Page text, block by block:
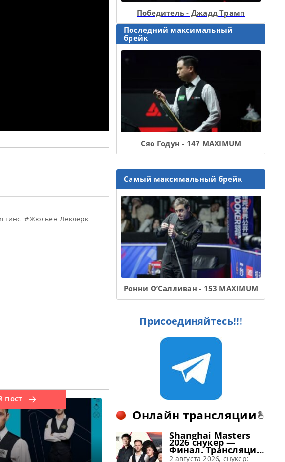
#Жюльен Леклерк
пост
Победитель - Джадд Трамп
Последний максимальный
брейк
Сяо Годун - 147 MAXIMUM
Самый максимальный брейк
Ронни О’Салливан - 153 MAXIMUM
Присоединяйтесь!!!
Онлайн трансляции
Shanghai Masters
2026 снукер —
Финал. Трансляции
расписание
2 августа 2026, снукер: